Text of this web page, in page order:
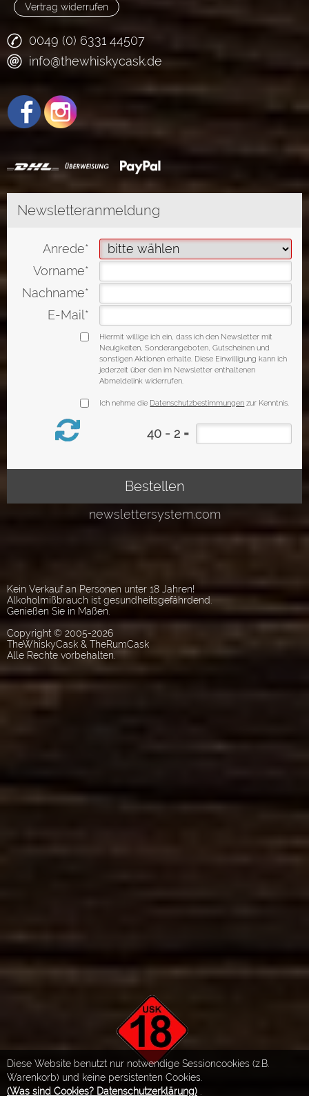
Diese Website benutzt nur notwendige Sessioncookies (z.B.
Warenkorb) und keine persistenten Cookies.
(Was sind Cookies? Datenschutzerklärung)
Vertrag widerrufen
0049 (0) 6331 44507
info@thewhiskycask.de
Kein Verkauf an Personen unter 18 Jahren!
Alkoholmißbrauch ist gesundheitsgefährdend.
Genießen Sie in Maßen.
Copyright © 2005-2026
TheWhiskyCask & TheRumCask
Alle Rechte vorbehalten.